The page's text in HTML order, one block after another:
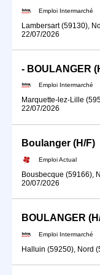
Emploi Intermarché
Lambersart (59130),
22/07/2026
- BOULANGER
Emploi Intermarché
Marquette-lez-Lille
22/07/2026
Boulanger (H/F)
Emploi Actual
Bousbecque (59166),
20/07/2026
BOULANGER
Emploi Intermarché
Halluin (59250), Nord